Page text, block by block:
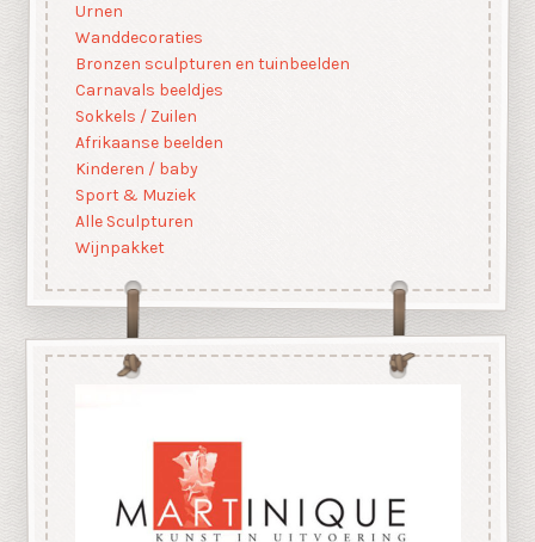
Urnen
Wanddecoraties
Bronzen sculpturen en tuinbeelden
Carnavals beeldjes
Sokkels / Zuilen
Afrikaanse beelden
Kinderen / baby
Sport & Muziek
Alle Sculpturen
Wijnpakket